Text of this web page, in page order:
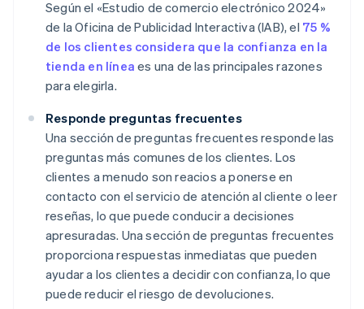
Según el «Estudio de comercio electrónico 2024»
de la Oficina de Publicidad Interactiva (IAB), el 75 %
de los clientes considera que la confianza en la
tienda en línea es una de las principales razones
para elegirla.
Responde preguntas frecuentes
Una sección de preguntas frecuentes responde las
preguntas más comunes de los clientes. Los
clientes a menudo son reacios a ponerse en
contacto con el servicio de atención al cliente o leer
reseñas, lo que puede conducir a decisiones
apresuradas. Una sección de preguntas frecuentes
proporciona respuestas inmediatas que pueden
ayudar a los clientes a decidir con confianza, lo que
puede reducir el riesgo de devoluciones.